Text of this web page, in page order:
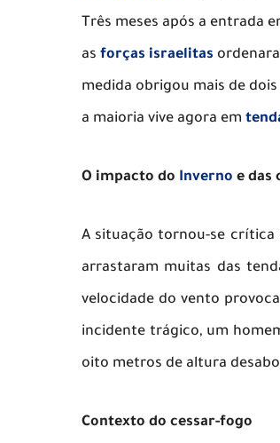
Três meses após a entrada
as forças israelitas
medida obrigou mais de
a maioria vive agora em
O impacto do Inverno e das
A situação tornou-se crítica
arrastaram muitas das
velocidade do vento
incidente trágico, um
oito metros de altura
Contexto do cessar-fogo